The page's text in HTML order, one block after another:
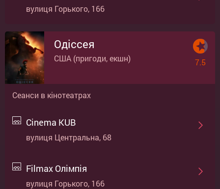
вулиця Горького, 166
Одіссея
США (пригоди, екшн) 7.5
Сеанси в кінотеатрах
Cinema KUB
вулиця Центральна, 68
Filmax Олімпія
вулиця Горького, 166